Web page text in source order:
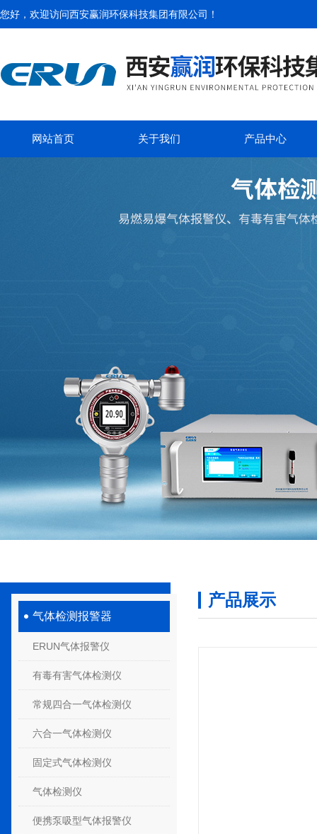
您好，欢迎访问西安赢润环保科技集团有限公司 ！
网站首页 关于我们 产品中心
气体检测报警器
ERUN气体报警仪
有毒有害气体检测仪
常规四合一气体检测仪
六合一气体检测仪
固定式气体检测仪
气体检测仪
便携泵吸型气体报警仪
产品展示